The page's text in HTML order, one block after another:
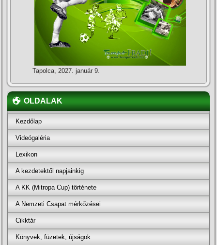
Tapolca, 2027. január 9.
OLDALAK
Kezdőlap
Videógaléria
Lexikon
A kezdetektől napjainkig
A KK (Mitropa Cup) története
A Nemzeti Csapat mérkőzései
Cikktár
Könyvek, füzetek, újságok